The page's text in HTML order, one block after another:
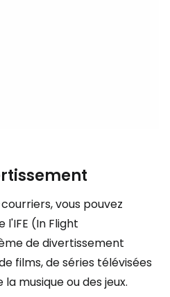
vous pouvez
(In Flight
de divertissement
films, de séries télévisées
musique ou des jeux.